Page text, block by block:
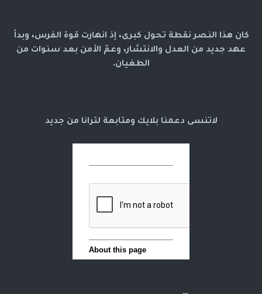
كان هذا النصر نقطة تحول كبرى، إذ انهارت قوة الفرس، وبدأ
عهد جديد من العدل والانتشار، وعمّ الأمن بعد سنوات من
الطغيان.
لاتنسى دعمنا بلايك ومتابعة لترانا من جديد